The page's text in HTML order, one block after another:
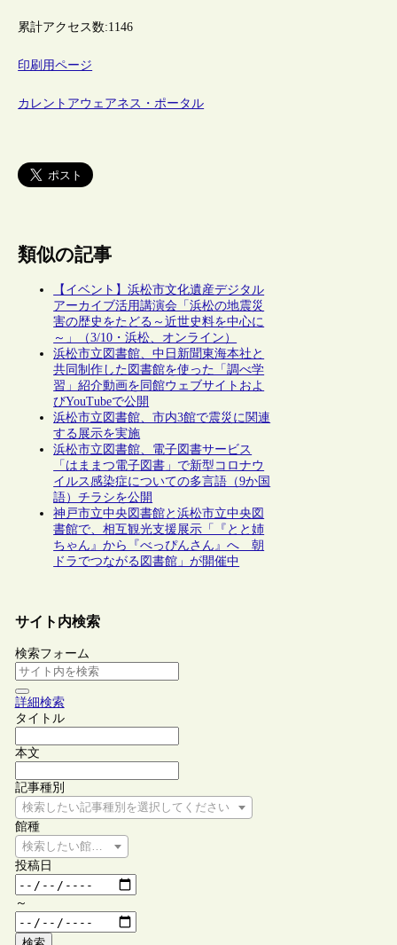
累計アクセス数:1146
印刷用ページ
カレントアウェアネス・ポータル
類似の記事
【イベント】浜松市文化遺産デジタル
アーカイブ活用講演会「浜松の地震災
害の歴史をたどる～近世史料を中心に
～」（3/10・浜松、オンライン）
浜松市立図書館、中日新聞東海本社と
共同制作した図書館を使った「調べ学
習」紹介動画を同館ウェブサイトおよ
びYouTubeで公開
浜松市立図書館、市内3館で震災に関連
する展示を実施
浜松市立図書館、電子図書サービス
「はままつ電子図書」で新型コロナウ
イルス感染症についての多言語（9か国
語）チラシを公開
神戸市立中央図書館と浜松市立中央図
書館で、相互観光支援展示「『とと姉
ちゃん』から『べっぴんさん』へ 朝
ドラでつながる図書館」が開催中
サイト内検索
検索フォーム
詳細検索
タイトル
本文
記事種別
検索したい記事種別を選択してください
館種
検索したい館種を選択してください
投稿日
～